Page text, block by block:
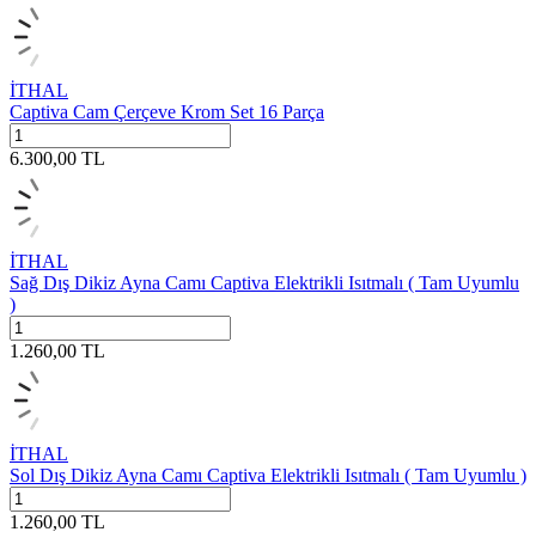
İTHAL
Captiva Cam Çerçeve Krom Set 16 Parça
6.300,00 TL
İTHAL
Sağ Dış Dikiz Ayna Camı Captiva Elektrikli Isıtmalı ( Tam Uyumlu
)
1.260,00 TL
İTHAL
Sol Dış Dikiz Ayna Camı Captiva Elektrikli Isıtmalı ( Tam Uyumlu )
1.260,00 TL